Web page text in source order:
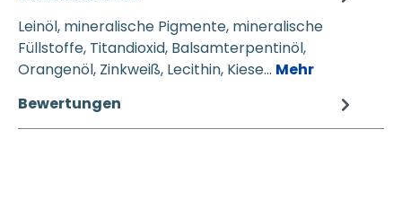
Leinöl, mineralische Pigmente, mineralische
Füllstoffe, Titandioxid, Balsamterpentinöl,
Orangenöl, Zinkweiß, Lecithin, Kiese… Mehr
Bewertungen